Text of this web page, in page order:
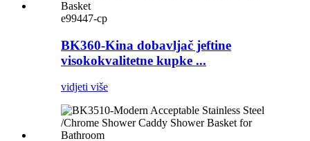
e99447-cp
BK360-Kina dobavljač jeftine
visokokvalitetne kupke ...
vidjeti više